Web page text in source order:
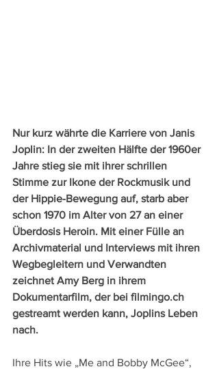
Nur kurz währte die Karriere von Janis
Joplin: In der zweiten Hälfte der 1960er
Jahre stieg sie mit ihrer schrillen
Stimme zur Ikone der Rockmusik und
der Hippie-Bewegung auf, starb aber
schon 1970 im Alter von 27 an einer
Überdosis Heroin. Mit einer Fülle an
Archivmaterial und Interviews mit ihren
Wegbegleitern und Verwandten
zeichnet Amy Berg in ihrem
Dokumentarfilm, der bei filmingo.ch
gestreamt werden kann, Joplins Leben
nach.
Ihre Hits wie „Me and Bobby McGee“,